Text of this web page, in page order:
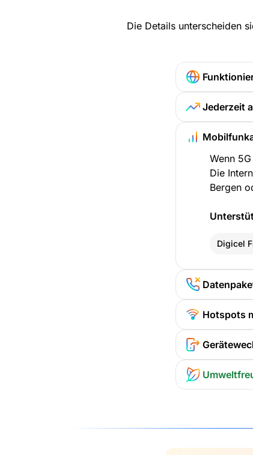
Die Details unterscheiden
Jederzeit
Wenn
Die
Bergen
Digicel
Hotspots